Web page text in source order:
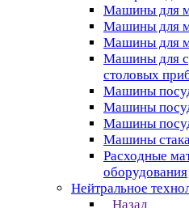
Машины для
Машины для
Машины для
Машины для
столовых
Машины
Машины
Машины
Машины
Расходные
оборудования
Нейтральное
Назад